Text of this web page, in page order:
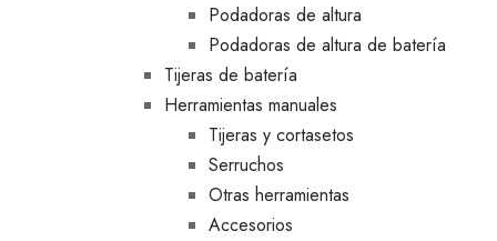
Podadoras de altura
Podadoras de altura de batería
Tijeras de batería
Herramientas manuales
Tijeras y cortasetos
Serruchos
Otras herramientas
Accesorios